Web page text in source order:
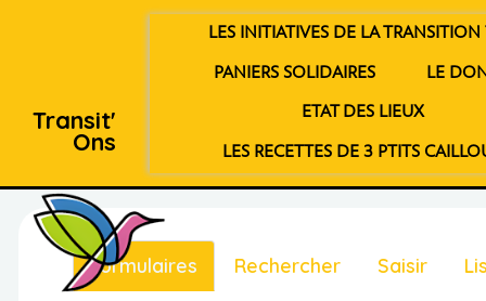
Transit'
Ons
LES INITIATIVES DE LA TRANSITION
PANIERS SOLIDAIRES LE
ETAT DES LIEUX
LES RECETTES DE 3 PTITS
Formulaires Rechercher Saisir